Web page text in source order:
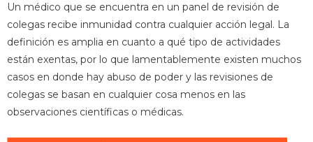
Un médico que se encuentra en un panel de revisión de
colegas recibe inmunidad contra cualquier acción legal. La
definición es amplia en cuanto a qué tipo de actividades
están exentas, por lo que lamentablemente existen muchos
casos en donde hay abuso de poder y las revisiones de
colegas se basan en cualquier cosa menos en las
observaciones científicas o médicas.